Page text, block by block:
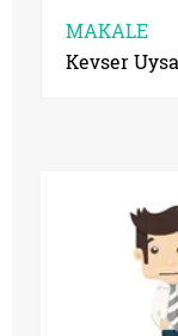
MAKALE
Kevser